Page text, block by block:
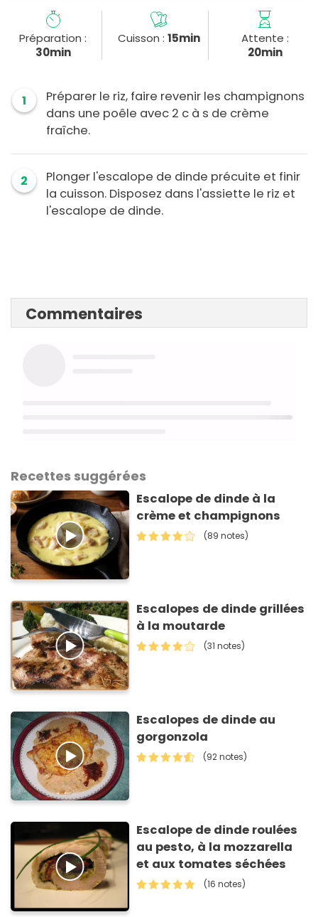
Préparation :
30min
Cuisson : 15min
Attente :
20min
1
Préparer le riz, faire revenir les champignons
dans une poêle avec 2 c à s de crème
fraîche.
2
Plonger l'escalope de dinde précuite et finir
la cuisson. Disposez dans l'assiette le riz et
l'escalope de dinde.
Commentaires
Recettes suggérées
Escalope de dinde à la
crème et champignons
(89 notes)
Escalopes de dinde grillées
à la moutarde
(31 notes)
Escalopes de dinde au
gorgonzola
(92 notes)
Escalope de dinde roulées
au pesto, à la mozzarella
et aux tomates séchées
(16 notes)